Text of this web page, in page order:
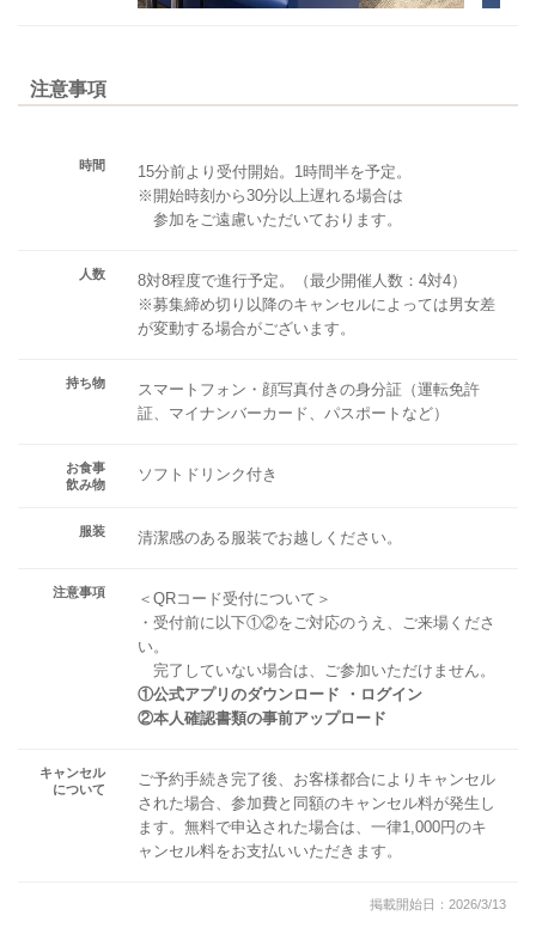
注意事項
時間
15分前より受付開始。1時間半を予定。
※開始時刻から30分以上遅れる場合は
参加をご遠慮いただいております。
人数
8対8程度で進行予定。（最少開催人数：4対4）
※募集締め切り以降のキャンセルによっては男女差
が変動する場合がございます。
持ち物
スマートフォン・顔写真付きの身分証（運転免許
証、マイナンバーカード、パスポートなど）
お食事
飲み物
ソフトドリンク付き
服装 清潔感のある服装でお越しください。
注意事項
＜QRコード受付について＞
・受付前に以下①②をご対応のうえ、ご来場くださ
い。
完了していない場合は、ご参加いただけません。
①公式アプリのダウンロード ・ログイン
②本人確認書類の事前アップロード
キャンセル
について
ご予約手続き完了後、お客様都合によりキャンセル
された場合、参加費と同額のキャンセル料が発生し
ます。無料で申込された場合は、一律1,000円のキ
ャンセル料をお支払いいただきます。
掲載開始日：2026/3/13